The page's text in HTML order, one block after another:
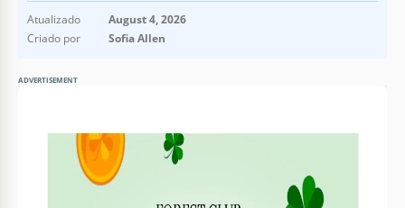
Atualizado
August 4, 2026
Criado por
Sofia Allen
ADVERTISEMENT